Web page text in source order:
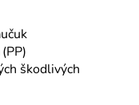
škodlivých